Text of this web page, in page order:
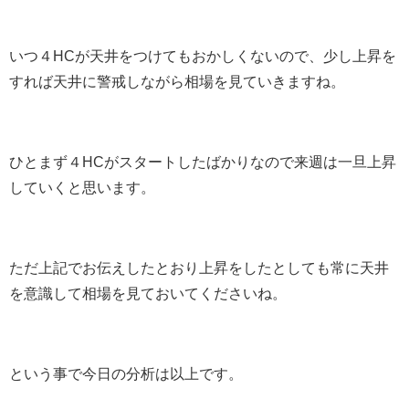
いつ４HCが天井をつけてもおかしくないので、少し上昇を
すれば天井に警戒しながら相場を見ていきますね。
ひとまず４HCがスタートしたばかりなので来週は一旦上昇
していくと思います。
ただ上記でお伝えしたとおり上昇をしたとしても常に天井
を意識して相場を見ておいてくださいね。
という事で今日の分析は以上です。